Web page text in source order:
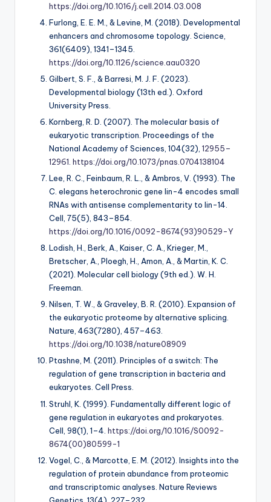
https://doi.org/10.1016/j.cell.2014.03.008
Furlong, E. E. M., & Levine, M. (2018). Developmental
enhancers and chromosome topology. Science,
361(6409), 1341–1345.
https://doi.org/10.1126/science.aau0320
Gilbert, S. F., & Barresi, M. J. F. (2023).
Developmental biology(13th ed.). Oxford
University Press.
Kornberg, R. D. (2007). The molecular basis of
eukaryotic transcription. Proceedings of the
National Academy of Sciences, 104(32), 12955–
12961 https://doi.org/10.1073/pnas.0704138104
Lee, R. C., Feinbaum, R. L., & Ambros, V. (1993). The
C. elegans heterochronic gene lin-4 encodes small
RNAs with antisense complementarity to lin-14.
Cell, 75(5), 843–854.
https://doi.org/10.1016/0092-8674(93)90529-Y
Lodish, H., Berk, A., Kaiser, C. A., Krieger, M.,
Bretscher, A., Ploegh, H., Amon, A., & Martin, K. C.
(2021). Molecular cell biology(9th ed.). W. H.
Freeman.
Nilsen, T. W., & Graveley, B. R. (2010). Expansion of
the eukaryotic proteome by alternative splicing.
Nature, 463(7280), 457–463.
https://doi.org/10.1038/nature08909
Ptashne, M. (2011). Principles of a switch: The
regulation of gene transcription in bacteria and
eukaryotes. Cell Press.
Struhl, K. (1999). Fundamentally different logic of
gene regulation in eukaryotes and prokaryotes.
Cell, 98(1), 1–4. https://doi.org/10.1016/S0092-
8674(00)80599-1
Vogel, C., & Marcotte, E. M. (2012). Insights into the
regulation of protein abundance from proteomic
and transcriptomic analyses. Nature Reviews
Genetics, 13(4), 227–232.